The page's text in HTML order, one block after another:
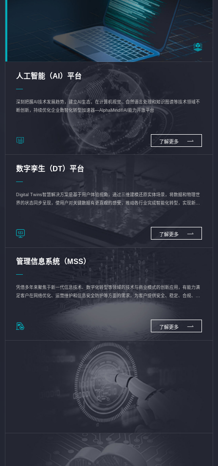
人工智能（AI）平台
深刻把握AI技术发展趋势，建立AI生态，在计算机视觉、自然语言处理和知识图谱等技术领域不
断创新，持续优化企业数智化转型加速器—AlphaMind®AI能力开放平台
了解更多
数字孪生（DT）平台
Digital Twins智慧解决方案是基于用户体验视角，通过三维建模还原实体场景，将数据和物理世
界的状态同步呈现，使用户对关键数据有更直观的感受，推动各行业完成智能化转型，实现新旧
了解更多
管理信息系统（MSS）
凭借多年来聚焦于新一代信息技术、数字化转型等领域的技术与商业模式的创新应用，有能力满
足客户在网络优化、运营维护和信息安全防护等方面的需求，为客户提供安全、稳定、合规、持
了解更多